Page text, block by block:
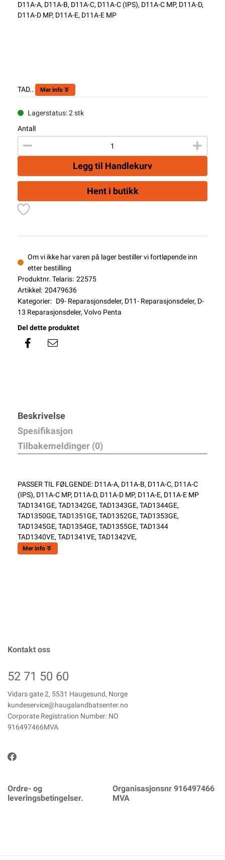
D11A-A, D11A-B, D11A-C, D11A-C (IPS), D11A-C MP, D11A-D,
D11A-D MP, D11A-E, D11A-E MP
TAD.. Mer info
Lagerstatus: 2 stk
Antall
Legg til Handlekurv
Hent i butikk
Om vi ikke har varen på lager bestiller vi fortløpende inn
etter bestilling
Produktnr. Telaris: 22575
Artikkel: 20479636
Kategorier: D9- Reparasjonsdeler, D11- Reparasjonsdeler, D-
13 Reparasjonsdeler, Volvo Penta
Del dette produktet
Beskrivelse
Spesifikasjon
Tilbakemeldinger (0)
PASSER TIL FØLGENDE: D11A-A, D11A-B, D11A-C, D11A-C
(IPS), D11A-C MP, D11A-D, D11A-D MP, D11A-E, D11A-E MP
TAD1341GE, TAD1342GE, TAD1343GE, TAD1344GE,
TAD1350GE, TAD1351GE, TAD1352GE, TAD1353GE,
TAD1345GE, TAD1354GE, TAD1355GE, TAD1344
TAD1340VE, TAD1341VE, TAD1342VE,
Mer info
Kontakt oss
52 71 50 60
Vidars gate 2, 5531 Haugesund, Norge
kundeservice@haugalandbatsenter.no
Corporate Registration Number: NO
916497466MVA
Ordre- og
leveringsbetingelser.
Organisasjonsnr 916497466
MVA